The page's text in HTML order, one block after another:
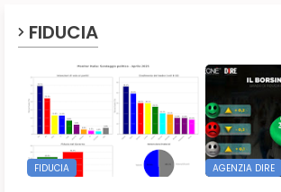
FIDUCIA
FIDUCIA AGENZIA DIRE